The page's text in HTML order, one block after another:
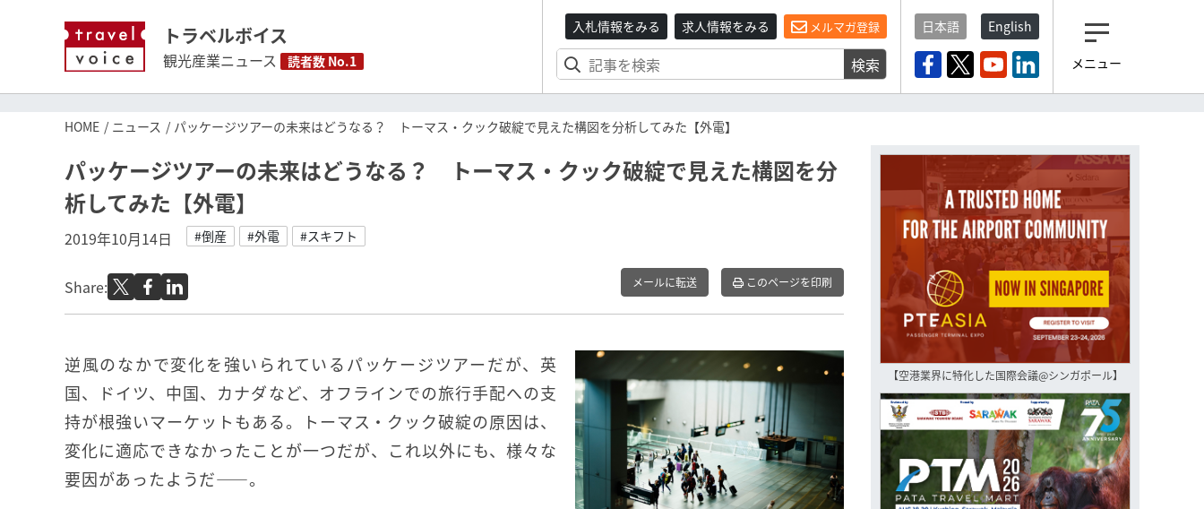
トラベルボイス
観光産業ニュース 読者数 No.1
入札情報をみる 求人情報をみる メルマガ登録
検索
日本語 English
メニュー
HOME ニュース パッケージツアーの未来はどうなる？ トーマス・クック破綻で見えた構図を分析してみた【外電】
パッケージツアーの未来はどうなる？ トーマス・クック破綻で見えた構図を分
析してみた【外電】
2019年10月14日 #倒産 #外電 #スキフト
Share: メールに転送 このページを印刷
逆風のなかで変化を強いられているパッケージツアーだが、英
国、ドイツ、中国、カナダなど、オフラインでの旅行手配への支
持が根強いマーケットもある。トーマス・クック破綻の原因は、
変化に適応できなかったことが一つだが、これ以外にも、様々な
要因があったようだ――。
【空港業界に特化した国際会議@シンガポール】
観光産業ニュース「トラベ
登録済みですよね？
もし未だ登録していないなら…
いますぐ登録する